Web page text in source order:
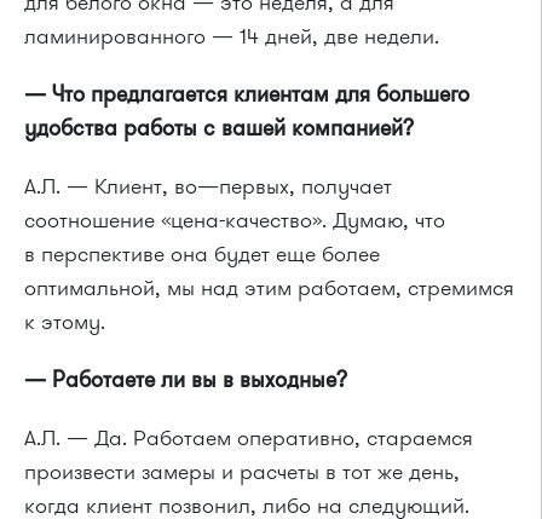
ламинированного — 14 дней, две недели.
— Что предлагается клиентам для большего
удобства работы с вашей компанией?
А.Л. — Клиент, во—первых, получает
соотношение «цена-качество». Думаю, что
в перспективе она будет еще более
оптимальной, мы над этим работаем, стремимся
к этому.
— Работаете ли вы в выходные?
А.Л. — Да. Работаем оперативно, стараемся
произвести замеры и расчеты в тот же день,
когда клиент позвонил, либо на следующий.